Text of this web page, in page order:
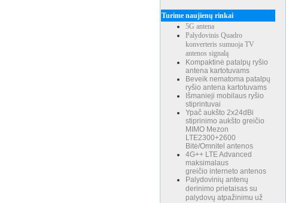
Turime naujienų rinkai
5G antena
Palydovinis Quadro
konverteris sumuoja TV
antenos signalą
Kompaktinė patalpų ryšio
antena kartotuvams
Beveik nematoma patalpų
ryšio antena kartotuvams
Išmanieji mobilaus ryšio
stiprintuvai
Ypač aukšto 2x24dBi
stiprinimo aukšto greičio
MIMO Mezon
LTE2300+2600
Bitė/Omnitel antenos
4G++ LTE Advanced
maksimalaus
greičio interneto antenos
Palydovinių antenų
derinimo prietaisas su
palydovų atpažinimu už